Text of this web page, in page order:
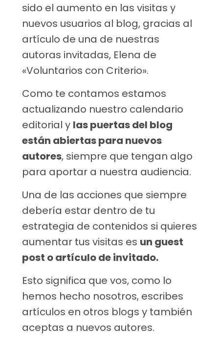
sido el aumento en las visitas y
nuevos usuarios al blog, gracias al
artículo de una de nuestras
autoras invitadas, Elena de
«Voluntarios con Criterio».
Como te contamos estamos
actualizando nuestro calendario
editorial y las puertas del blog
están abiertas para nuevos
autores, siempre que tengan algo
para aportar a nuestra audiencia.
Una de las acciones que siempre
debería estar dentro de tu
estrategia de contenidos si quieres
aumentar tus visitas es un guest
post o artículo de invitado.
Esto significa que vos, como lo
hemos hecho nosotros, escribes
artículos en otros blogs y también
aceptas a nuevos autores.